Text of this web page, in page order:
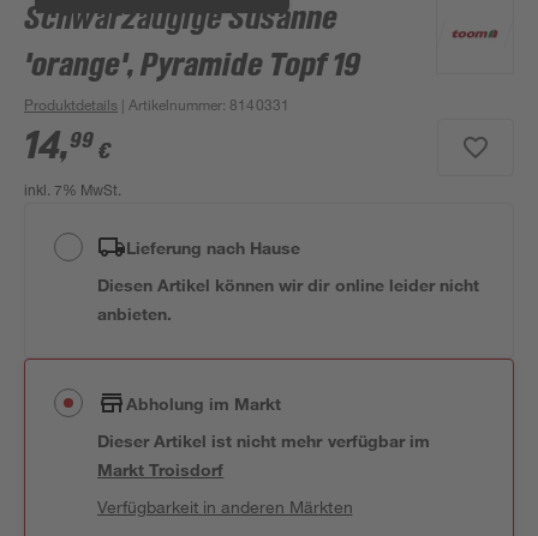
Schwarzäugige Susanne
'orange', Pyramide Topf 19
Produktdetails | Artikelnummer: 8140331
14,99 €
inkl. 7% MwSt.
Lieferung nach Hause
Diesen Artikel können wir dir online leider nicht
anbieten.
Abholung im Markt
Dieser Artikel ist nicht mehr verfügbar im
MarktTroisdorf
Verfügbarkeit in anderen Märkten